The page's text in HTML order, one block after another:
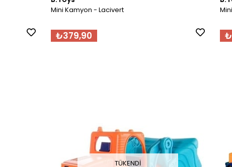
Mini Kamyon - Lacivert
₺379,90
TÜKENDI